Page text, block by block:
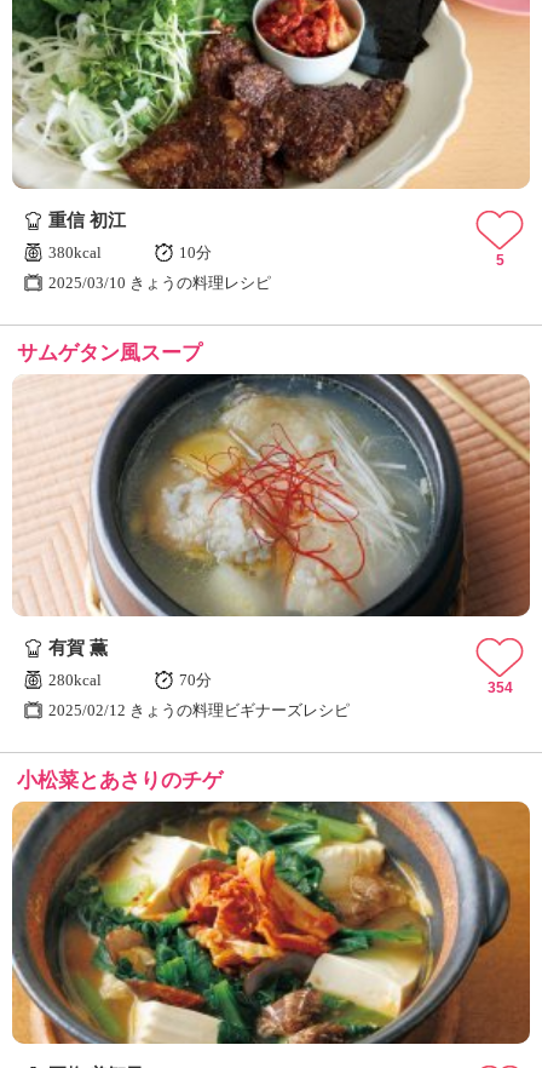
重信 初江
380kcal
10分
2025/03/10 きょうの料理レシピ
5
サムゲタン風スープ
有賀 薫
280kcal
70分
2025/02/12 きょうの料理ビギナーズレシピ
354
小松菜とあさりのチゲ